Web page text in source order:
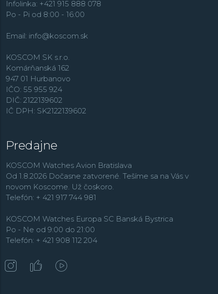
Edifice, outdoorovéPro Trek
retro radVintage,alebo rádiom riadené modely
Infolinka: +421 915 888 078
Po - Pi od 8:00 - 16:00
Email: info@koscom.sk
KOSCOM SK s.r.o.
Komárňanská 162
947 01 Hurbanovo
IČO: 55 955 924
DIČ: 2122139602
IČ DPH: SK2122139602
Predajne
KOSCOM Watches Avion Bratislava
Od 1.8.2026 Dočasne zatvorené. Tešíme sa na Vás v
novom Koscome. Už čoskoro.
Telefón: + 421 917 744 981
KOSCOM Watches Europa SC Banská Bystrica
Po - Ne od 9:00 do 21:00
Telefón: + 421 908 112 204